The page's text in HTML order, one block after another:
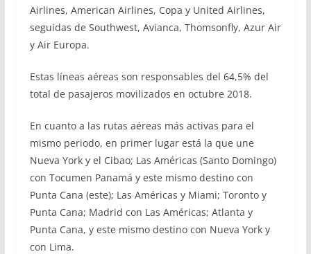
Airlines, American Airlines, Copa y United Airlines,
seguidas de Southwest, Avianca, Thomsonfly, Azur Air
y Air Europa.
Estas líneas aéreas son responsables del 64,5% del
total de pasajeros movilizados en octubre 2018.
En cuanto a las rutas aéreas más activas para el
mismo periodo, en primer lugar está la que une
Nueva York y el Cibao; Las Américas (Santo Domingo)
con Tocumen Panamá y este mismo destino con
Punta Cana (este); Las Américas y Miami; Toronto y
Punta Cana; Madrid con Las Américas; Atlanta y
Punta Cana, y este mismo destino con Nueva York y
con Lima.